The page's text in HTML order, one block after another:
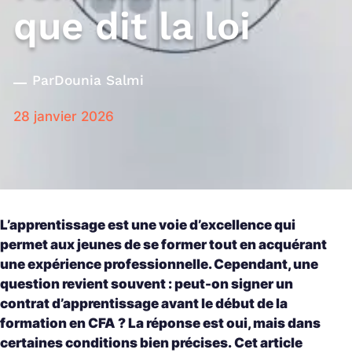
que dit la loi
ParDounia Salmi
28 janvier 2026
L’apprentissage est une voie d’excellence qui
permet aux jeunes de se former tout en acquérant
une expérience professionnelle. Cependant, une
question revient souvent : peut-on signer un
contrat d’apprentissage avant le début de la
formation en CFA ? La réponse est oui, mais dans
certaines conditions bien précises.Cet article